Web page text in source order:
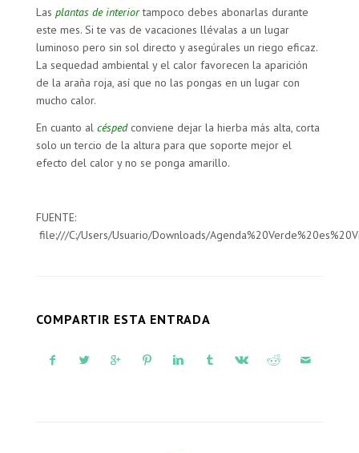
Lasplantas de interiortampoco debes abonarlas durante
este mes. Si te vas de vacaciones llévalas a un lugar
luminoso pero sin sol directo y asegúrales un riego eficaz.
La sequedad ambiental y el calor favorecen la aparición
de la araña roja, así que no las pongas en un lugar con
mucho calor.
En cuanto al céspedconviene dejar la hierba más alta, corta
solo un tercio de la altura para que soporte mejor el
efecto del calor y no se ponga amarillo.
FUENTE:
file:///C:/Users/Usuario/Downloads/
COMPARTIR ESTA ENTRADA